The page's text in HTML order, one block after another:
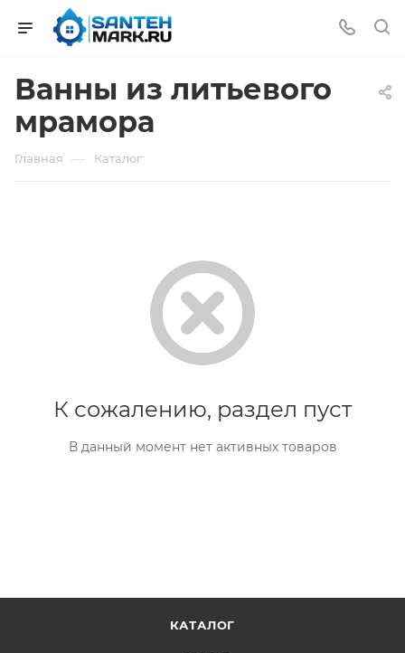
Ванны из литьевого
мрамора
Главная — Каталог
К сожалению, раздел пуст
В данный момент нет активных товаров
КАТАЛОГ